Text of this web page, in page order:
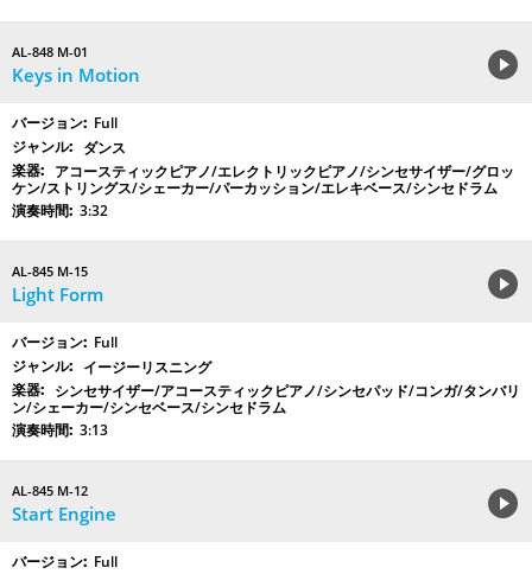
AL-848 M-01
Keys in Motion
Full
ダンス
アコースティックピアノ/エレクトリックピアノ/シンセサイザー/グロッ
ケン/ストリングス/シェーカー/パーカッション/エレキベース/シンセドラム
3:32
AL-845 M-15
Light Form
Full
イージーリスニング
シンセサイザー/アコースティックピアノ/シンセパッド/コンガ/タンバリ
ン/シェーカー/シンセベース/シンセドラム
3:13
AL-845 M-12
Start Engine
Full